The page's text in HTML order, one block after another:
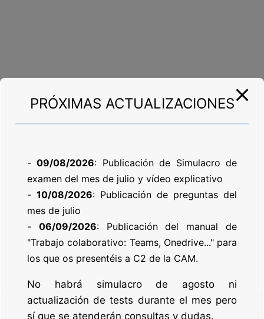
Valoramos tu privacidad
POLÍTICA DE COOKIES
PRÓXIMAS ACTUALIZACIONES
-09/08/2026: Publicación de Simulacro de
examen del mes de julio y vídeo explicativo
- 10/08/2026: Publicación de preguntas del
mes de julio
- 06/09/2026: Publicación del manual de
"Trabajo colaborativo: Teams, Onedrive..." para
los que os presentéis a C2 de la CAM.
No habrá simulacro de agosto ni
actualización de tests durante el mes pero
sí que se atenderán consultas y dudas.